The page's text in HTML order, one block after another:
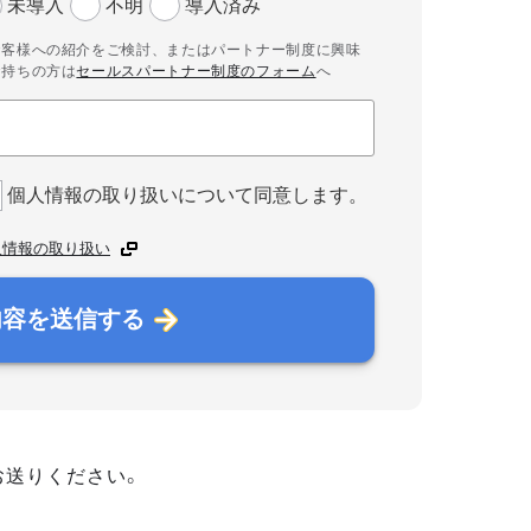
未導入 不明 導入済み
様への紹介をご検討、またはパートナー制度に興味
ちの方はセールスパートナー制度のフォームへ
個人情報の取り扱いについて同意します。
報の取り扱い
を送信する
りください。